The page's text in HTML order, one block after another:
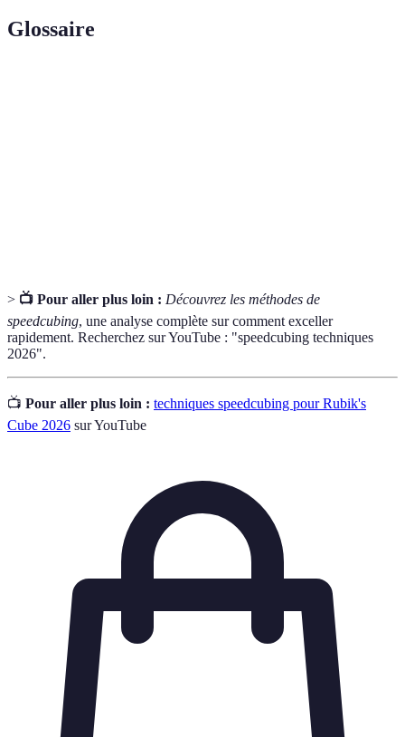
Glossaire
> 📺 Pour aller plus loin : Découvrez les méthodes de
speedcubing, une analyse complète sur comment exceller
rapidement. Recherchez sur YouTube : "speedcubing techniques
2026".
📺 Pour aller plus loin : techniques speedcubing pour Rubik's
Cube 2026 sur YouTube